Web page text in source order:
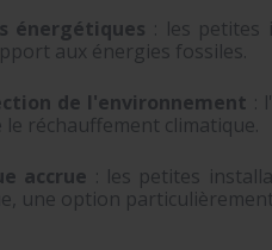
énergétiques : les petites
aux énergies fossiles.
de l'environnement :
réchauffement climatique.
accrue : les petites
une option